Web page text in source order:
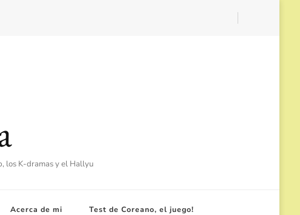
los K-dramas y el Hallyu
Acerca de mi Test de Coreano, el juego!